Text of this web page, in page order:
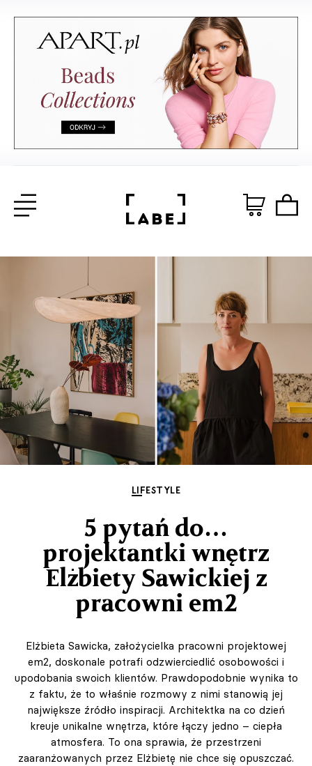
LIFESTYLE
5 pytań do…
projektantki wnętrz
Elżbiety Sawickiej z
pracowni em2
Elżbieta Sawicka, założycielka pracowni projektowej
em2, doskonale potrafi odzwierciedlić osobowości i
upodobania swoich klientów. Prawdopodobnie wynika to
z faktu, że to właśnie rozmowy z nimi stanowią jej
największe źródło inspiracji. Architektka na co dzień
kreuje unikalne wnętrza, które łączy jedno – ciepła
atmosfera. To ona sprawia, że przestrzeni
zaaranżowanych przez Elżbietę nie chce się opuszczać.